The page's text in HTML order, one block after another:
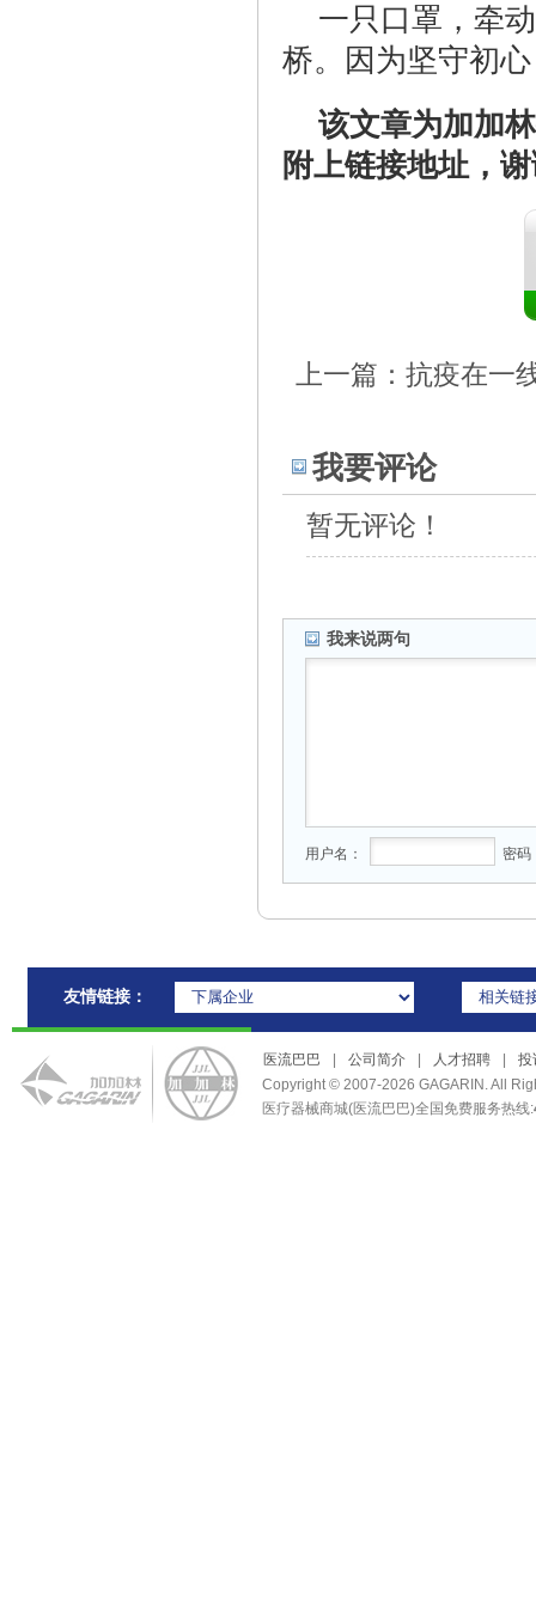
一只口罩，牵
桥。因为坚守初
该文章为加加
附上链接地址，
上一篇： 抗疫在一
我要评论
暂无评论！
我来说两句
用户名： 密码
友情链接：
医流巴巴 公司简介 人才招聘
投
Copyright © 2007-2026 GAGARIN. All
医疗器械商城(医流巴巴)全国免费服务热线: